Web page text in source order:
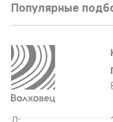
Популярные